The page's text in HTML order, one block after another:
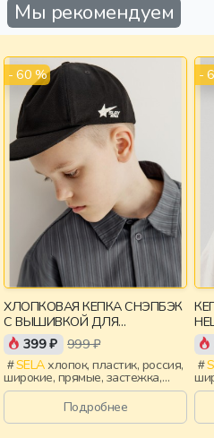
Мы рекомендуем
- 60 %
ХЛОПКОВАЯ КЕПКА СНЭПБЭК
С ВЫШИВКОЙ ДЛЯ
МАЛЬЧИКОВ
399 ₽ 999 ₽
SELAхлопок, пластик, россия,
широкие, прямые, застежка,
вышивка, мальчики, дети
Подробнее
-